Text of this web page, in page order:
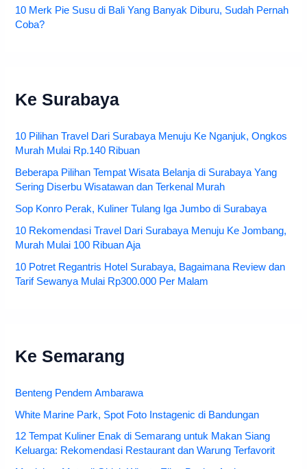
10 Merk Pie Susu di Bali Yang Banyak Diburu, Sudah Pernah
Coba?
Ke Surabaya
10 Pilihan Travel Dari Surabaya Menuju Ke Nganjuk, Ongkos
Murah Mulai Rp.140 Ribuan
Beberapa Pilihan Tempat Wisata Belanja di Surabaya Yang
Sering Diserbu Wisatawan dan Terkenal Murah
Sop Konro Perak, Kuliner Tulang Iga Jumbo di Surabaya
10 Rekomendasi Travel Dari Surabaya Menuju Ke Jombang,
Murah Mulai 100 Ribuan Aja
10 Potret Regantris Hotel Surabaya, Bagaimana Review dan
Tarif Sewanya Mulai Rp300.000 Per Malam
Ke Semarang
Benteng Pendem Ambarawa
White Marine Park, Spot Foto Instagenic di Bandungan
12 Tempat Kuliner Enak di Semarang untuk Makan Siang
Keluarga: Rekomendasi Restaurant dan Warung Terfavorit